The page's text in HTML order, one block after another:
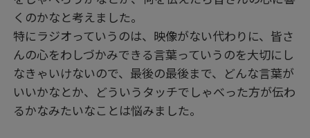
くのかなと考えました。
特にラジオっていうのは、映像がない代わりに、皆さ
んの心をわしづかみできる言葉っていうのを大切にし
なきゃいけないので、最後の最後まで、どんな言葉が
いいかなとか、どういうタッチでしゃべった方が伝わ
るかなみたいなことは悩みました。